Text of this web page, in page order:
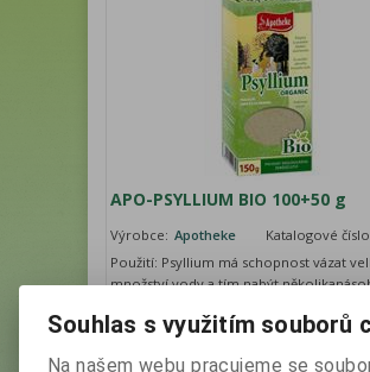
APO-PSYLLIUM BIO 100+50 g
Výrobce: Apotheke Katalogové
Použití: Psyllium má schopnost vázat
množství vody a tím nabýt
normální funkci trávicího ústrojí,
Souhlas s využitím souborů
Na našem webu pracujeme se